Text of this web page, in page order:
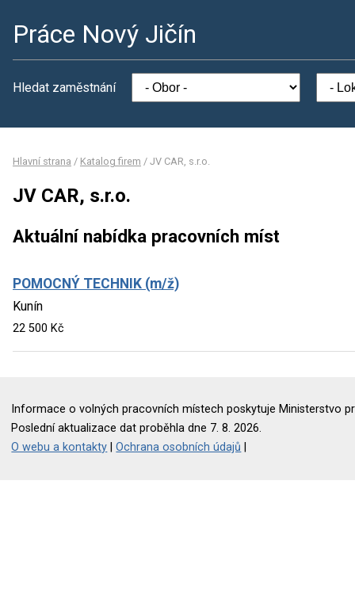
Práce Nový Jičín
Hledat zaměstnání
Hlavní strana / Katalog firem / JV CAR, s.r.o.
JV CAR, s.r.o.
Aktuální nabídka pracovních míst
POMOCNÝ TECHNIK (m/ž)
Kunín
22 500 Kč
Informace o volných pracovních místech poskytuje Ministerstvo
Poslední aktualizace dat proběhla dne 7. 8. 2026.
O webu a kontakty |Ochrana osobních údajů